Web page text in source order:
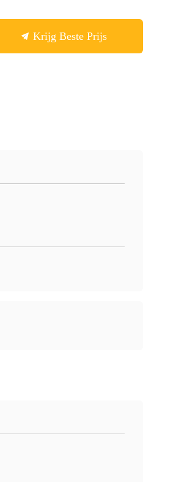
Krijg Beste Prijs